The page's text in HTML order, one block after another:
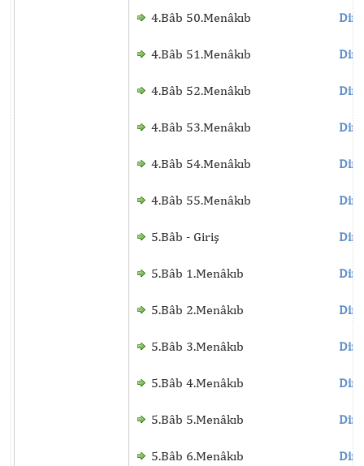
4.Bâb 50.Menâkıb
4.Bâb 51.Menâkıb
4.Bâb 52.Menâkıb
4.Bâb 53.Menâkıb
4.Bâb 54.Menâkıb
4.Bâb 55.Menâkıb
5.Bâb - Giriş
5.Bâb 1.Menâkıb
5.Bâb 2.Menâkıb
5.Bâb 3.Menâkıb
5.Bâb 4.Menâkıb
5.Bâb 5.Menâkıb
5.Bâb 6.Menâkıb